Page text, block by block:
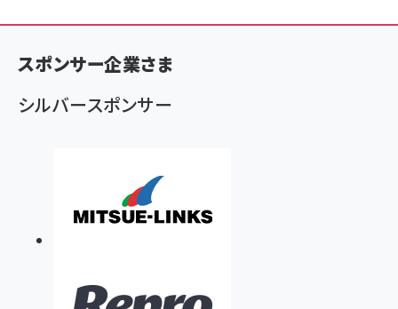
く
ず
スポンサー企業さま
シルバースポンサー